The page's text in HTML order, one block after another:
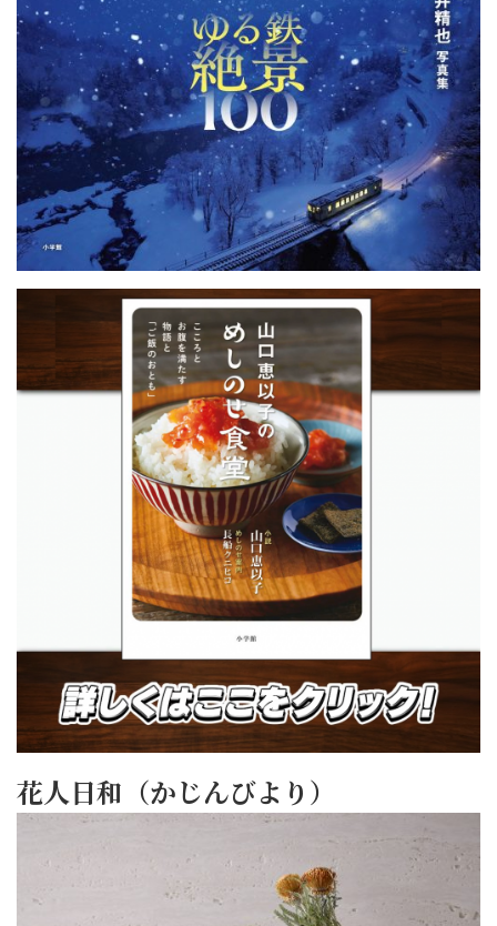
花人日和（かじんびより）